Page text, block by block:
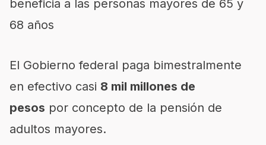
beneficia a las personas mayores de 65 y
68 años
El Gobierno federal paga bimestralmente
en efectivo casi 8 mil millones de
pesos por concepto de la pensión de
adultos mayores.